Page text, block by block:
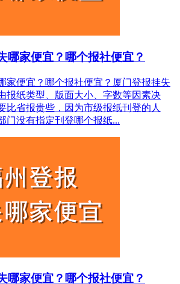
哪家便宜？哪个报社便宜？
家便宜？哪个报社便宜？厦门登报挂失
报纸类型、版面大小、字数等因素决
比省报贵些，因为市级报纸刊登的人
门没有指定刊登哪个报纸...
哪家便宜？哪个报社便宜？